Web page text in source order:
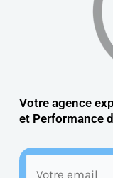
Votre agence
et Performance